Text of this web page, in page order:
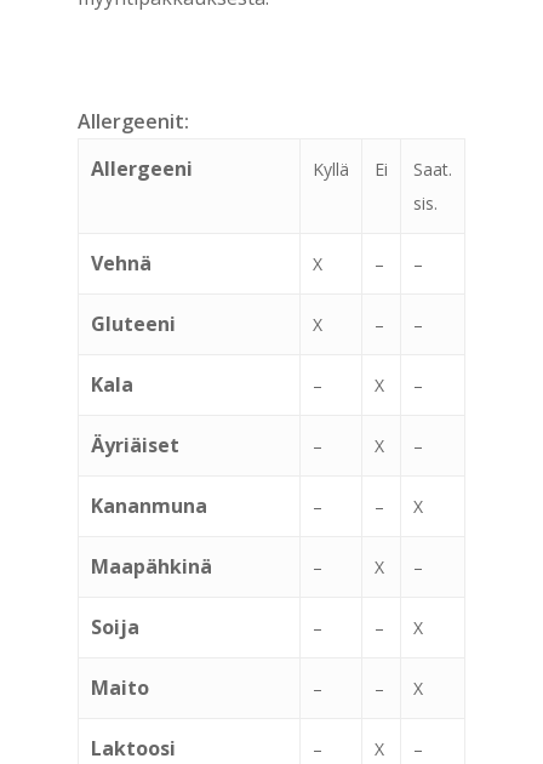
Allergeenit:
Allergeeni
Kyllä Ei
Saat.
sis.
Vehnä X – –
Gluteeni X – –
Kala – X –
Äyriäiset – X –
Kananmuna – – X
Maapähkinä – X –
Soija – – X
Maito – – X
Laktoosi – X –